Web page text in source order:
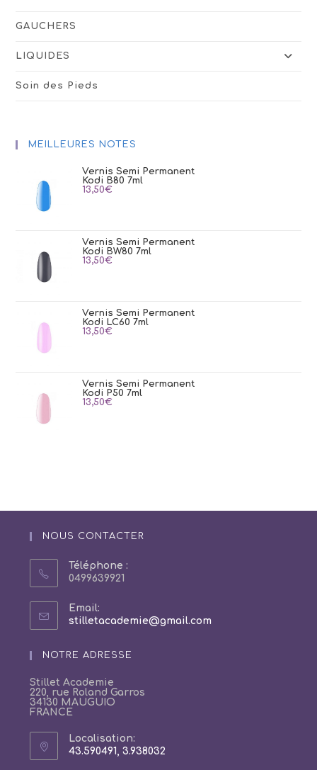
GAUCHERS
LIQUIDES
Soin des Pieds
MEILLEURES NOTES
Vernis Semi Permanent
Kodi B80 7ml
13,50€
Vernis Semi Permanent
Kodi BW80 7ml
13,50€
Vernis Semi Permanent
Kodi LC60 7ml
13,50€
Vernis Semi Permanent
Kodi P50 7ml
13,50€
NOUS CONTACTER
Téléphone :
0499639921
Email:
stilletacademie@gmail.comS’ouvre
NOTRE ADRESSE
Stillet Academie
220, rue Roland Garros
34130 MAUGUIO
FRANCE
Localisation:
43.590491, 3.938032